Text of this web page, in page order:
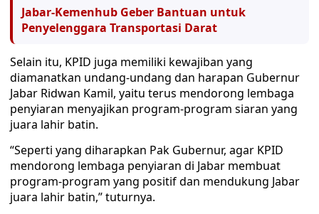
Jabar-Kemenhub Geber Bantuan untuk
Penyelenggara Transportasi Darat
Selain itu, KPID juga memiliki kewajiban yang
diamanatkan undang-undang dan harapan Gubernur
Jabar Ridwan Kamil, yaitu terus mendorong lembaga
penyiaran menyajikan program-program siaran yang
juara lahir batin.
“Seperti yang diharapkan Pak Gubernur, agar KPID
mendorong lembaga penyiaran di Jabar membuat
program-program yang positif dan mendukung Jabar
juara lahir batin,” tuturnya.